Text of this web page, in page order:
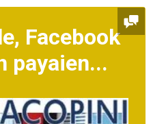
Facebook
payaien...